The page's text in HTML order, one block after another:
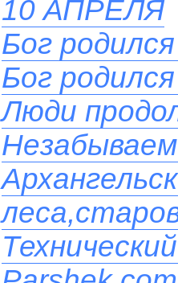
10 АПРЕЛЯ
Бог
Бог
Люди